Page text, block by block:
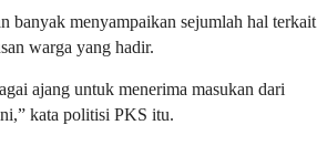
banyak menyampaikan sejumlah hal terkait
warga yang hadir.
ajang untuk menerima masukan dari
kata politisi PKS itu.